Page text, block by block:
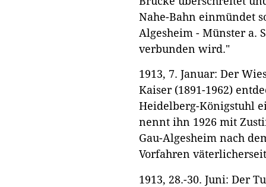
Nahe-Bahn einmündet
Algesheim - Münster a.
verbunden wird."
1913, 7. Januar: Der
Kaiser (1891-1962)
Heidelberg-Königstuhl
nennt ihn 1926 mit
Gau-Algesheim nach
Vorfahren
1913, 28.-30. Juni: Der